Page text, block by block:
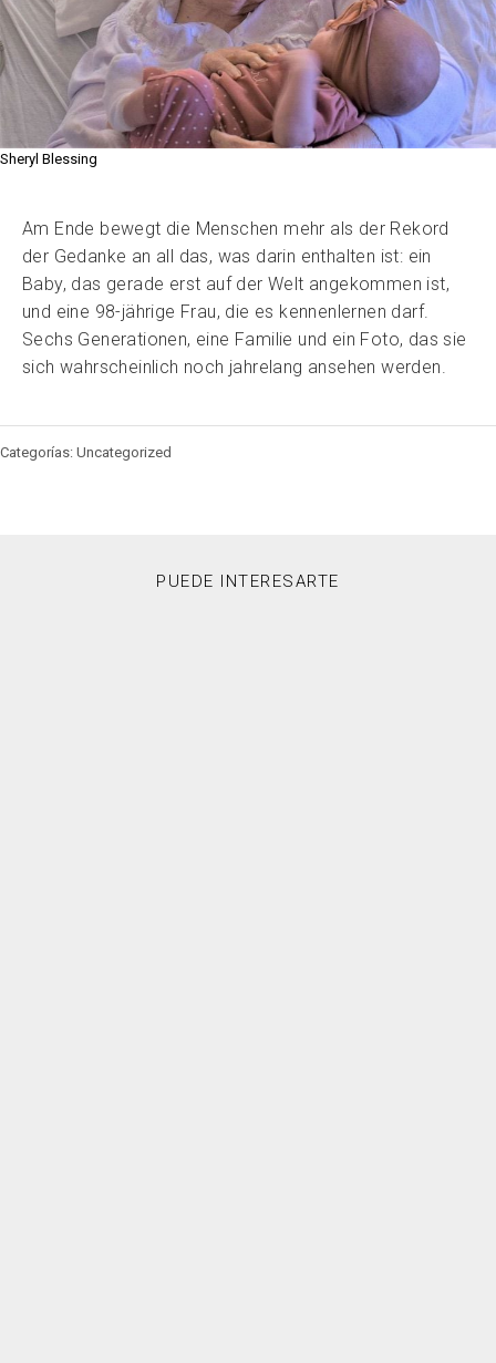
Sheryl Blessing
Am Ende bewegt die Menschen mehr als der Rekord
der Gedanke an all das, was darin enthalten ist: ein
Baby, das gerade erst auf der Welt angekommen ist,
und eine 98-jährige Frau, die es kennenlernen darf.
Sechs Generationen, eine Familie und ein Foto, das sie
sich wahrscheinlich noch jahrelang ansehen werden.
Categorías: Uncategorized
PUEDE INTERESARTE